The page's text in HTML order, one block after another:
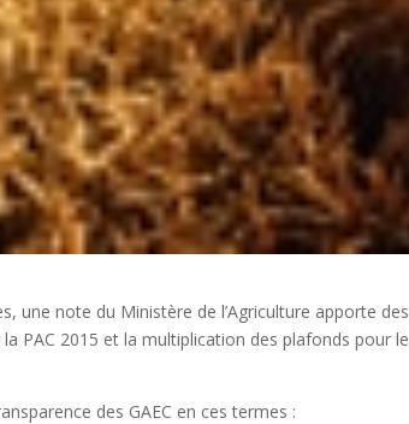
une note du Ministère de l’Agriculture apporte des
PAC 2015 et la multiplication des plafonds pour le
des GAEC en ces termes :